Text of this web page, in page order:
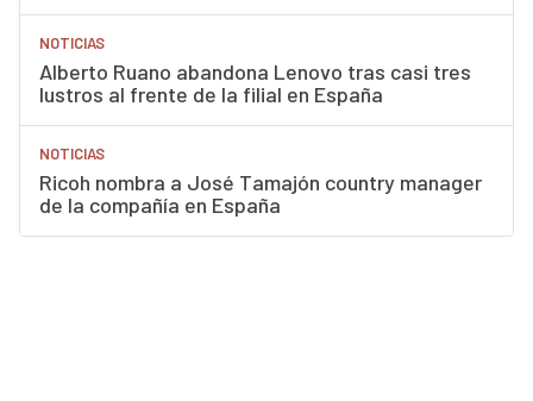
NOTICIAS
Alberto Ruano abandona Lenovo tras casi tres
lustros al frente de la filial en España
NOTICIAS
Ricoh nombra a José Tamajón country manager
de la compañía en España